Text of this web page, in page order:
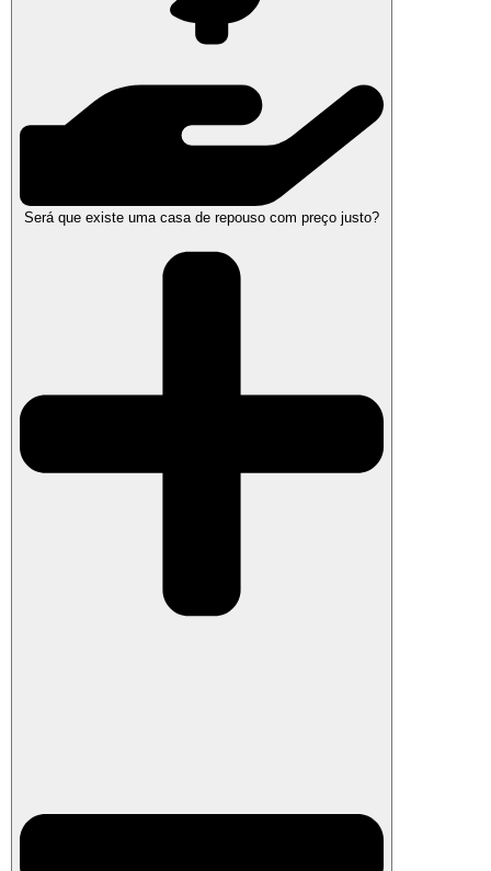
Será que existe uma casa de repouso com preço justo?